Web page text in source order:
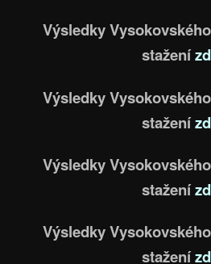
Výsledky
stažení
Výsledky
stažení
Výsledky
stažení
Výsledky
stažení